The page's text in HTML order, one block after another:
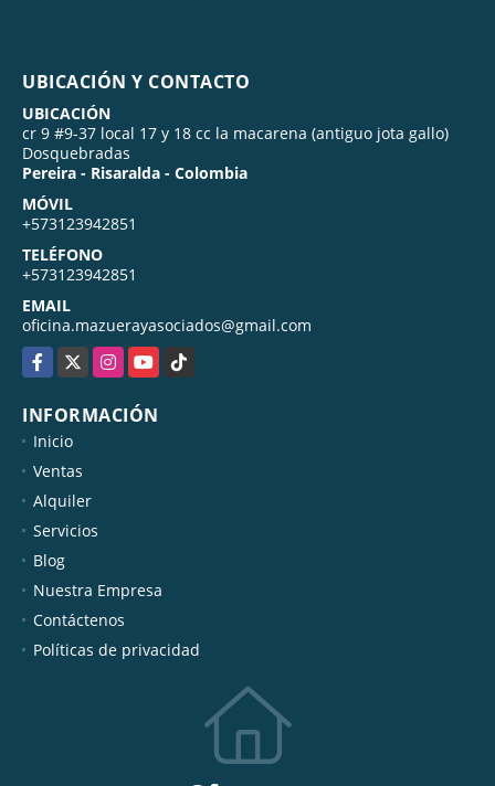
UBICACIÓN Y CONTACTO
UBICACIÓN
cr 9 #9-37 local 17 y 18 cc la macarena (antiguo jota gallo)
Dosquebradas
Pereira - Risaralda - Colombia
MÓVIL
+573123942851
TELÉFONO
+573123942851
EMAIL
oficina.mazuerayasociados@gmail.com
Facebook
X InstagramYouTubeTikTok
INFORMACIÓN
Inicio
Ventas
Alquiler
Servicios
Blog
Nuestra Empresa
Contáctenos
Políticas de privacidad